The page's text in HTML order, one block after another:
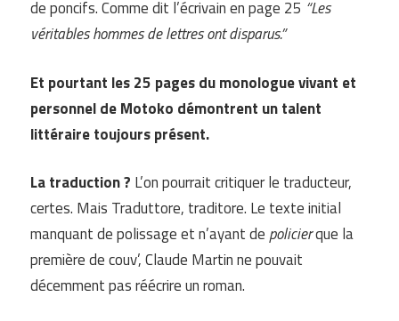
de poncifs. Comme dit l’écrivain en page 25 “Les
véritables hommes de lettres ont disparus.”
Et pourtant les 25 pages du monologue vivant et
personnel de Motoko démontrent un talent
littéraire toujours présent.
La traduction ? L’on pourrait critiquer le traducteur,
certes. Mais Traduttore, traditore. Le texte initial
manquant de polissage et n’ayant de policierque la
première de couv’, Claude Martin ne pouvait
décemment pas réécrire un roman.